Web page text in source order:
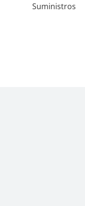
Suministros